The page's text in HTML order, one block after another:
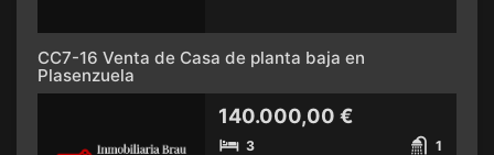
CC7-16 Venta de Casa de planta baja en
Plasenzuela
140.000,00 €
3 1